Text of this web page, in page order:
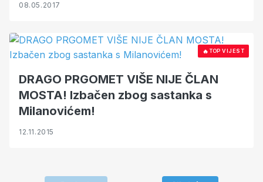
08.05.2017
🔥TOP VIJEST
DRAGO PRGOMET VIŠE NIJE ČLAN
MOSTA! Izbačen zbog sastanka s
Milanovićem!
12.11.2015